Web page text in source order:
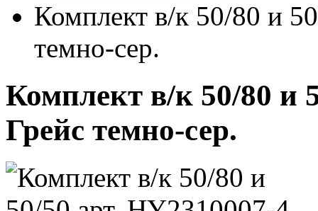
Комплект в/к 50/80 и
темно-сер.
Комплект в/к 50/80 и
Грейс темно-сер.